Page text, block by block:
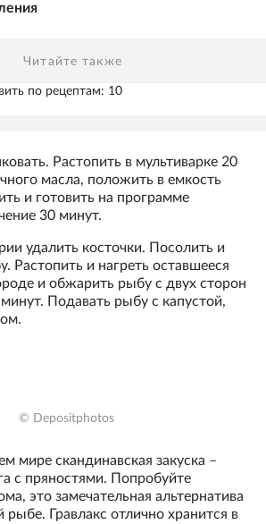
Читайте также
по рецептам: 10
Растопить в мультиварке 20
масла, положить в емкость
и готовить на программе
30 минут.
удалить косточки. Посолить и
Растопить и нагреть оставшееся
и обжарить рыбу с двух сторон
минут. Подавать рыбу с капустой,
© Depositphotos
мире скандинавская закуска –
с пряностями. Попробуйте
это замечательная альтернатива
рыбе. Гравлакс отлично хранится в